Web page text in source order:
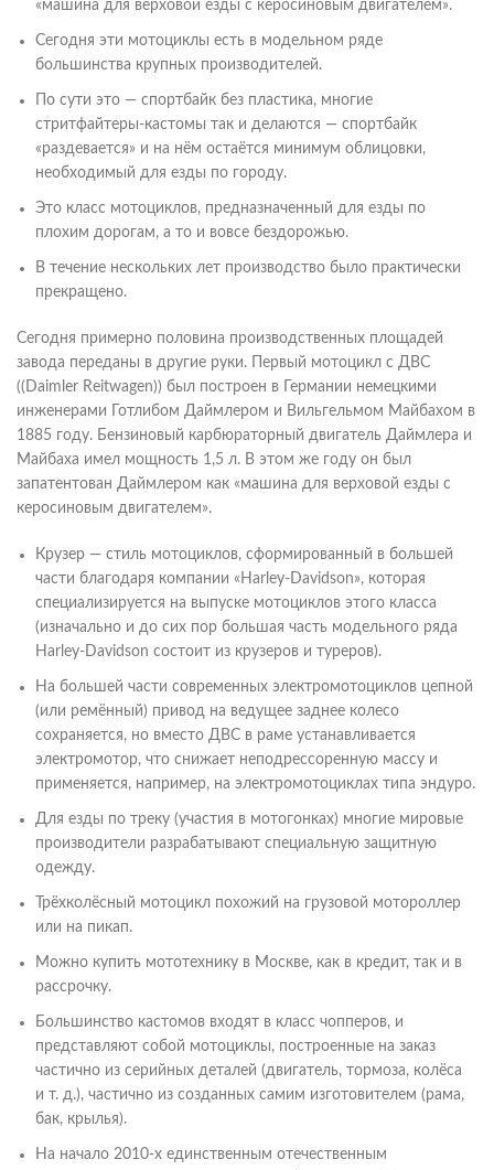
«машина для верховой езды с керосиновым двигателем».
Сегодня эти мотоциклы есть в модельном ряде
большинства крупных производителей.
По сути это — спортбайк без пластика, многие
стритфайтеры-кастомы так и делаются — спортбайк
«раздевается» и на нём остаётся минимум облицовки,
необходимый для езды по городу.
Это класс мотоциклов, предназначенный для езды по
плохим дорогам, а то и вовсе бездорожью.
В течение нескольких лет производство было практически
прекращено.
Сегодня примерно половина производственных площадей
завода переданы в другие руки. Первый мотоцикл с ДВС
((Daimler Reitwagen)) был построен в Германии немецкими
инженерами Готлибом Даймлером и Вильгельмом Майбахом в
1885 году. Бензиновый карбюраторный двигатель Даймлера и
Майбаха имел мощность 1,5 л. В этом же году он был
запатентован Даймлером как «машина для верховой езды с
керосиновым двигателем».
Крузер — стиль мотоциклов, сформированный в большей
части благодаря компании «Harley-Davidson», которая
специализируется на выпуске мотоциклов этого класса
(изначально и до сих пор большая часть модельного ряда
Harley-Davidson состоит из крузеров и туреров).
На большей части современных электромотоциклов цепной
(или ремённый) привод на ведущее заднее колесо
сохраняется, но вместо ДВС в раме устанавливается
электромотор, что снижает неподрессоренную массу и
применяется, например, на электромотоциклах типа эндуро.
Для езды по треку (участия в мотогонках) многие мировые
производители разрабатывают специальную защитную
одежду.
Трёхколёсный мотоцикл похожий на грузовой мотороллер
или на пикап.
Можно купить мототехнику в Москве, как в кредит, так и в
рассрочку.
Большинство кастомов входят в класс чопперов, и
представляют собой мотоциклы, построенные на заказ
частично из серийных деталей (двигатель, тормоза, колёса
и т. д.), частично из созданных самим изготовителем (рама,
бак, крылья).
На начало 2010-х единственным отечественным